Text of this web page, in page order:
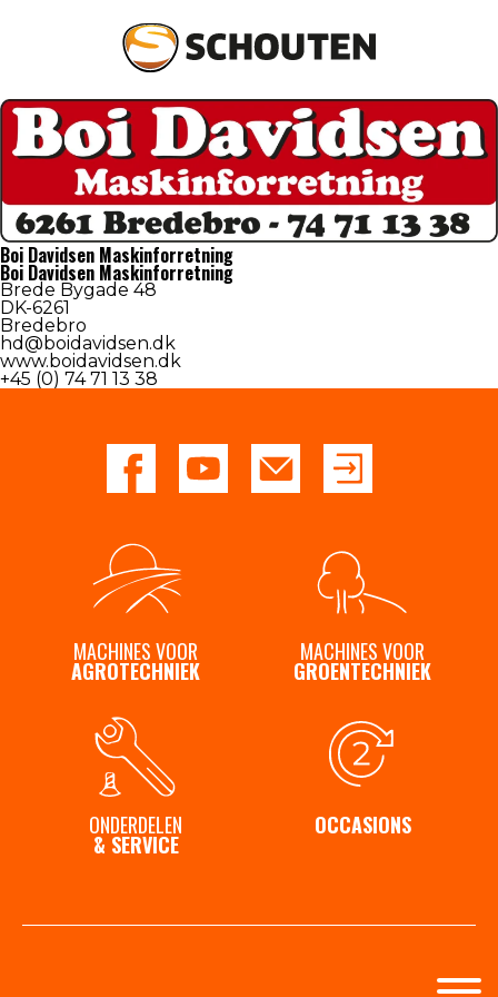
Agrotechniek
Groentechniek
Onderdelen en service
Occasions
Over schouten
Boi Davidsen Maskinforretning
Boi Davidsen Maskinforretning
Brede Bygade 48
DK-6261
Bredebro
hd@boidavidsen.dk
www.boidavidsen.dk
+45 (0) 74 71 13 38
MACHINES VOOR
AGROTECHNIEK
MACHINES VOOR
GROENTECHNIEK
ONDERDELEN
& SERVICE
OCCASIONS
|